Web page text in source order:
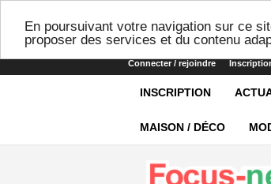
En poursuivant votre navigation sur ce
proposer des services et du contenu
Connecter / rejoindre
INSCRIPTION
MAISON / DÉCO